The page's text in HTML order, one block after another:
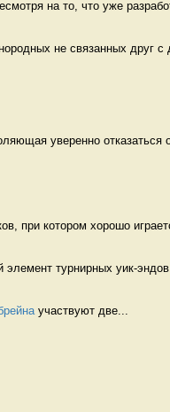
на то, что уже
не связанных друг
уверенно отказаться
при котором хорошо
элемент турнирных уик-
участвуют две...